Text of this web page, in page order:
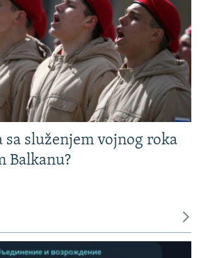
sa služenjem vojnog roka
Balkanu?